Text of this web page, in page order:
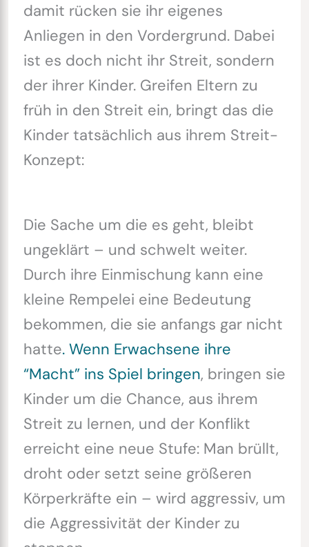
damit rücken sie ihr eigenes
Anliegen in den Vordergrund. Dabei
ist es doch nicht ihr Streit, sondern
der ihrer Kinder. Greifen Eltern zu
früh in den Streit ein, bringt das die
Kinder tatsächlich aus ihrem Streit-
Konzept:
Die Sache um die es geht, bleibt
ungeklärt – und schwelt weiter.
Durch ihre Einmischung kann eine
kleine Rempelei eine Bedeutung
bekommen, die sie anfangs gar nicht
hatte. Wenn Erwachsene ihre
“Macht” ins Spiel bringen, bringen sie
Kinder um die Chance, aus ihrem
Streit zu lernen, und der Konflikt
erreicht eine neue Stufe: Man brüllt,
droht oder setzt seine größeren
Körperkräfte ein – wird aggressiv, um
die Aggressivität der Kinder zu